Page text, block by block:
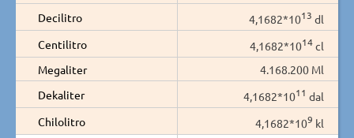
Decilitro
4,1682*1013 dl
Centilitro
4,1682*1014cl
Megaliter
4.168.200 Ml
Dekaliter
4,1682*1011 dal
Chilolitro
4,1682*109 kl